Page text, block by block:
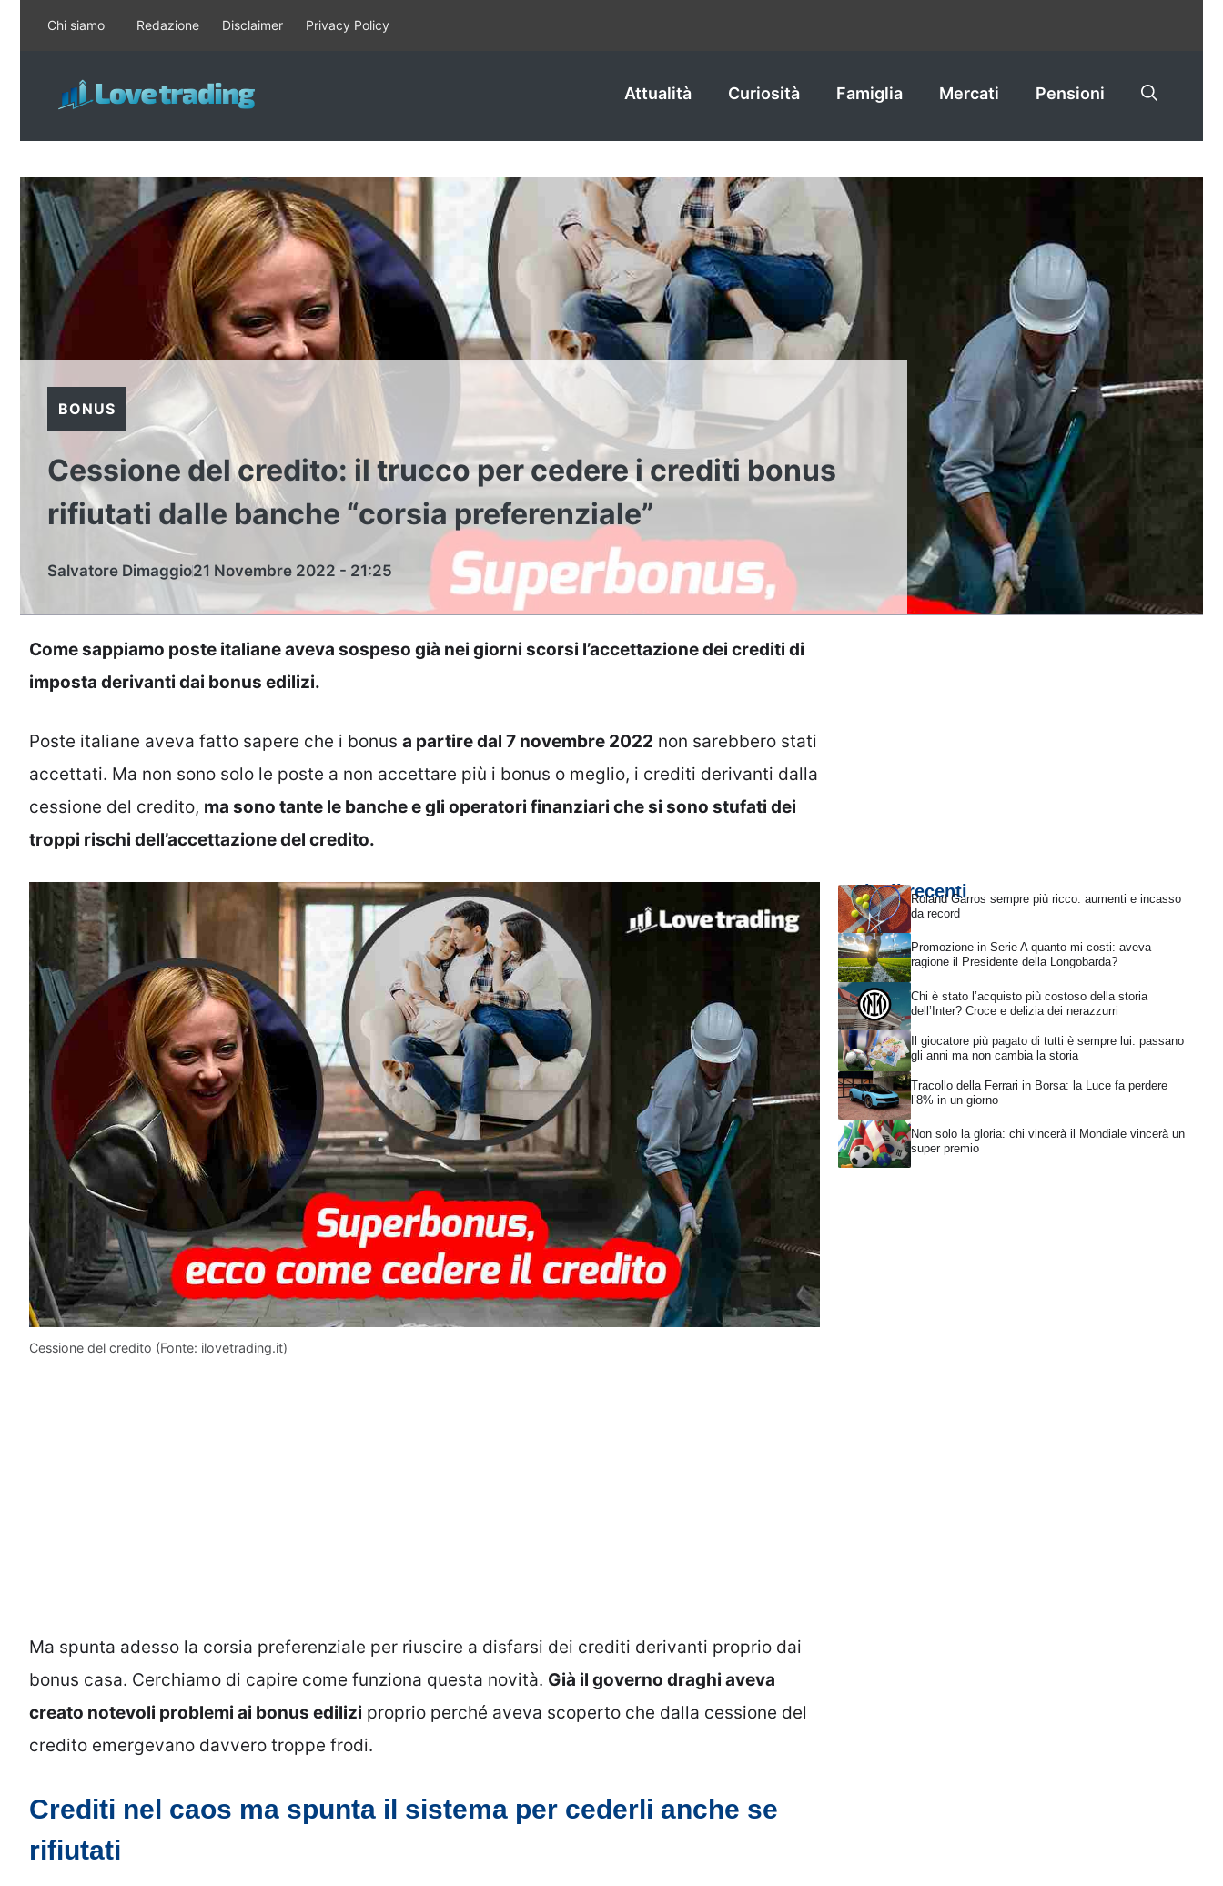
contenuto
Chi siamo Redazione Disclaimer Privacy Policy
Attualità Curiosità Famiglia Mercati Pensioni
BONUS
Cessione del credito: il trucco per cedere i crediti bonus
rifiutati dalle banche “corsia preferenziale”
Salvatore Dimaggio21 Novembre 2022 - 21:25
Come sappiamo poste italiane aveva sospeso già nei giorni scorsi l’accettazione dei crediti di
imposta derivanti dai bonus edilizi.
Poste italiane aveva fatto sapere che i bonus a partire dal 7 novembre 2022 non sarebbero stati
accettati. Ma non sono solo le poste a non accettare più i bonus o meglio, i crediti derivanti dalla
cessione del credito, ma sono tante le banche e gli operatori finanziari che si sono stufati dei
troppi rischi dell’accettazione del credito.
Cessione del credito (Fonte: ilovetrading.it)
Ma spunta adesso la corsia preferenziale per riuscire a disfarsi dei crediti derivanti proprio dai
bonus casa. Cerchiamo di capire come funziona questa novità. Già il governo draghi aveva
creato notevoli problemi ai bonus edilizi proprio perché aveva scoperto che dalla cessione del
credito emergevano davvero troppe frodi.
Crediti nel caos ma spunta il sistema per cederli anche se
rifiutati
Articoli recentiRoland Garros sempre più ricco: aumenti e incasso
da record
Promozione in Serie A quanto mi costi: aveva
ragione il Presidente della Longobarda?
Chi è stato l’acquisto più costoso della storia
dell’Inter? Croce e delizia dei nerazzurri
Il giocatore più pagato di tutti è sempre lui: passano
gli anni ma non cambia la storia
Tracollo della Ferrari in Borsa: la Luce fa perdere
l’8% in un giorno
Non solo la gloria: chi vincerà il Mondiale vincerà un
super premio